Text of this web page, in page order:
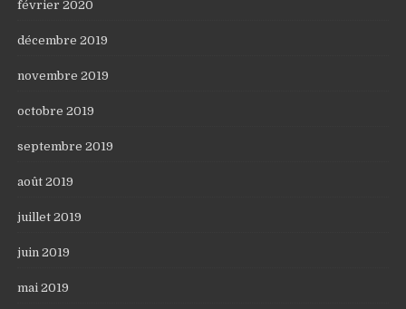
février 2020
décembre 2019
novembre 2019
octobre 2019
septembre 2019
août 2019
juillet 2019
juin 2019
mai 2019